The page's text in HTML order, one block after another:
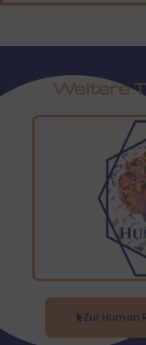
Weitere
Zur